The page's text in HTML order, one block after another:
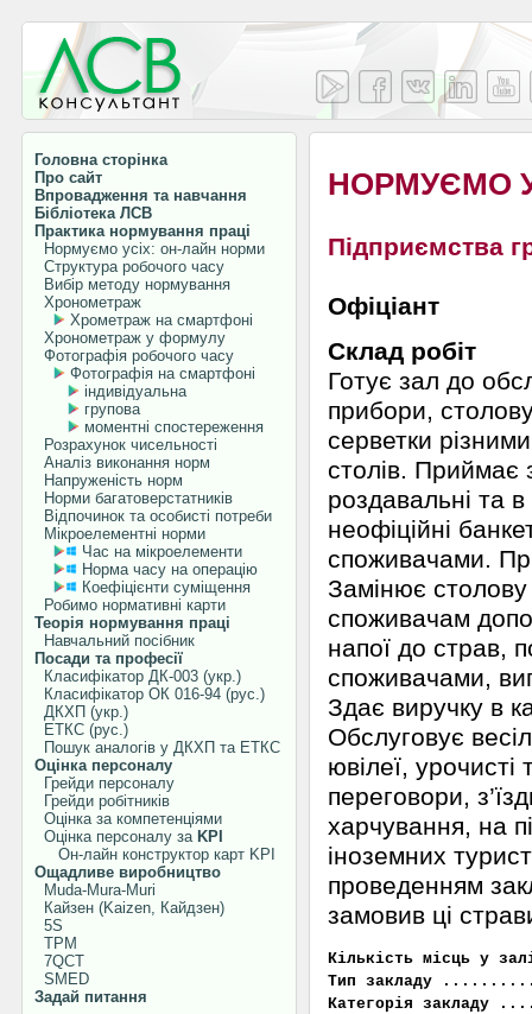
Головна сторінка
Про сайт
Впровадження та навчання
Бібліотека ЛСВ
Практика нормування праці
Нормуємо усіх: он-лайн норми
Структура робочого часу
Вибір методу нормування
Хронометраж
Хрометраж на смартфоні
Хронометраж у формулу
Фотографія робочого часу
Фотографія на смартфоні
індивідуальна
групова
моментні спостереження
Розрахунок чисельності
Аналіз виконання норм
Напруженість норм
Норми багатоверстатників
Відпочинок та особисті потреби
Мікроелементні норми
Час на мікроелементи
Норма часу на операцію
Коефіцієнти суміщення
Робимо нормативні карти
Теорія нормування праці
Навчальний посібник
Посади та професії
Класифікатор ДК-003 (укр.)
Класифікатор ОК 016-94 (рус.)
ДКХП (укр.)
ЕТКС (рус.)
Пошук аналогів у ДКХП та ЕТКС
Оцінка персоналу
Грейди персоналу
Грейди робітників
Оцінка за компетенціями
Оцінка персоналу за KPI
Он-лайн конструктор карт KPI
Ощадливе виробництво
Muda-Mura-Muri
Кайзен (Kaizen, Кайдзен)
5S
TPM
7QCT
SMED
Задай питання
НОРМУЄМО
Підприємства
Офіціант
Склад робіт
Готує зал до
прибори,
серветки
столів. Приймає
роздавальні та
неофіційні
споживачами.
Замінює
споживачам
напої до страв,
споживачами,
Здає виручку в
Обслуговує
ювілеї,
переговори,
харчування, на
іноземних
проведенням
замовив ці
Кількість місць у
Тип закладу
Категорія